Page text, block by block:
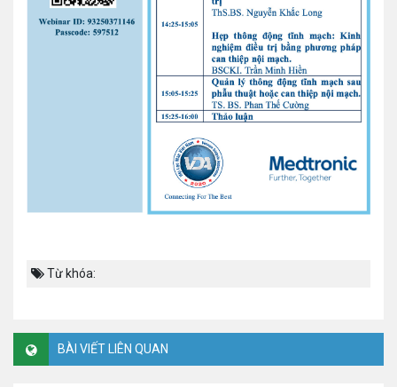
Từ khóa:
BÀI VIẾT LIÊN QUAN